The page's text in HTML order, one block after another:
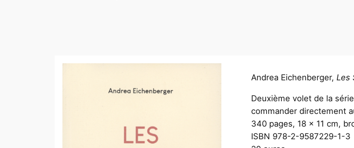
Andrea Eichenberger,Les
Deuxième volet de la
commander directement
340 pages, 18 x 11 cm,
ISBN 978-2-9587229-1-3